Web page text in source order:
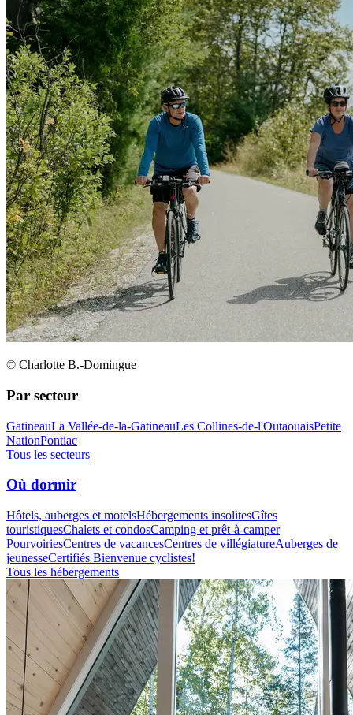
© Charlotte B.-Domingue
Par secteur
GatineauLa Vallée-de-la-GatineauLes Collines-de-l'OutaouaisPetite
NationPontiac
Tous les secteurs
Où dormir
Hôtels, auberges et motelsHébergements insolitesGîtes
touristiquesChalets et condosCamping et prêt-à-camper
PourvoiriesCentres de vacancesCentres de villégiatureAuberges de
jeunesseCertifiés Bienvenue cyclistes!
Tous les hébergements